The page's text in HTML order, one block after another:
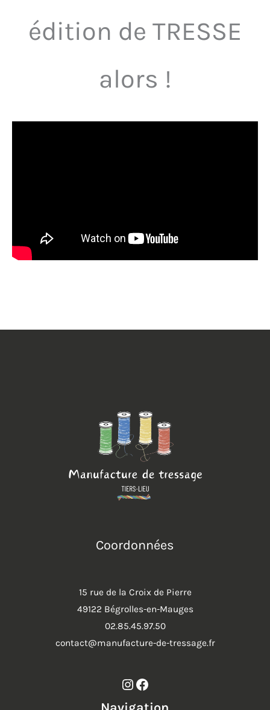
édition de TRESSE
alors !
Coordonnées
15 rue de la Croix de Pierre
49122 Bégrolles-en-Mauges
02.85.45.97.50
contact@manufacture-de-tressage.fr
Instagram
Facebook